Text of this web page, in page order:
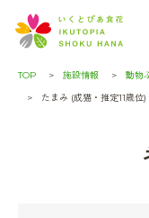
TOP 施設情報 動物
たまみ (成猫・推定11